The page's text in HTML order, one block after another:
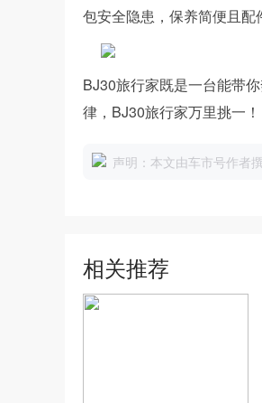
包安全隐患，保养简便且配
BJ30旅行家既是一台能带
律，BJ30旅行家万里挑一！
声明：本文由车市号作者
相关推荐